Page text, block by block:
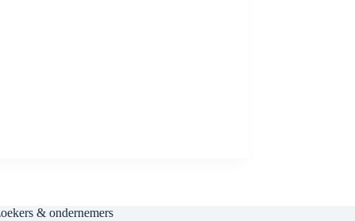
& ondernemers